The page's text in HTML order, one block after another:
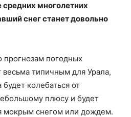
многолетних
снег станет довольно
прогнозам погодных
весьма типичным для Урала,
колебаться от
плюсу и будет
мокрым снегом или дождем.